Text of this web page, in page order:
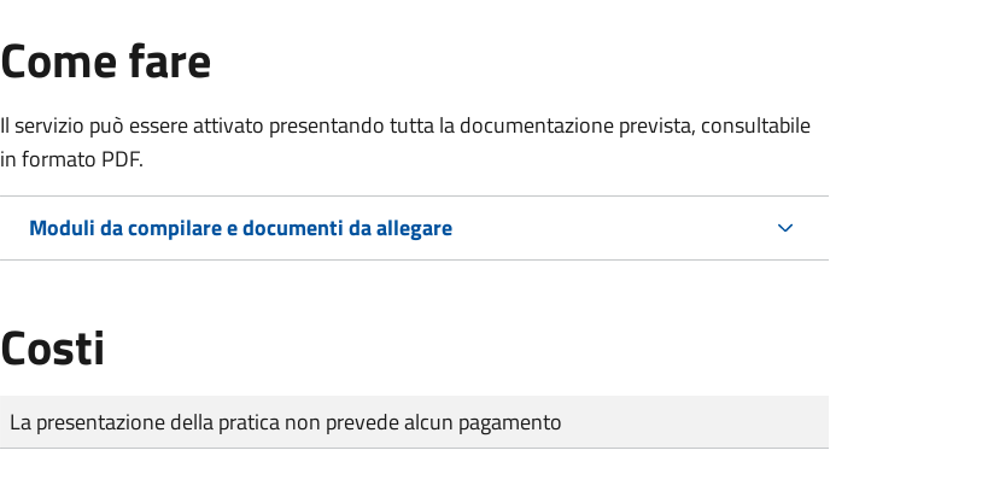
Come fare
Il servizio può essere attivato presentando tutta la documentazione prevista, consultabile
in formato PDF.
Moduli da compilare e documenti da allegare
Costi
Tipo di pagamento
Importo
La presentazione della pratica non prevede alcun pagamento